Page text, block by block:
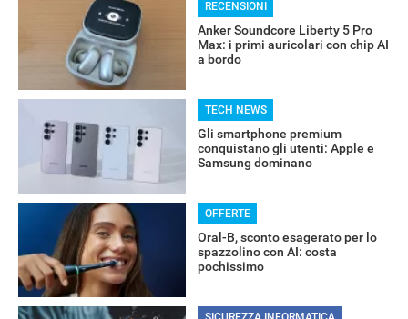
RECENSIONI
RECENSIONI
Anker Soundcore Liberty 5 Pro
Max: i primi auricolari con chip AI
a bordo
TECH NEWS
Gli smartphone premium
conquistano gli utenti: Apple e
Samsung dominano
OFFERTE
Oral-B, sconto esagerato per lo
spazzolino con AI: costa
pochissimo